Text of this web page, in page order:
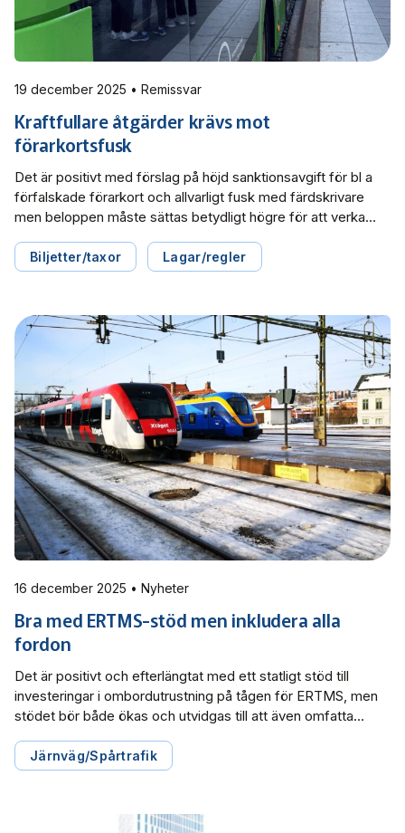
19 december 2025 • Remissvar
Kraftfullare åtgärder krävs mot
förarkortsfusk
Det är positivt med förslag på höjd sanktionsavgift för bl a
förfalskade förarkort och allvarligt fusk med färdskrivare
men beloppen måste sättas betydligt högre för att verka
gällande promemorian "Kraftfullare åtgärder mot
manipulation och allvarligt missbruk av färdskrivare" från
Biljetter/taxor Lagar/regler
16 december 2025 • Nyheter
Bra med ERTMS-stöd men inkludera alla
fordon
Det är positivt och efterlängtat med ett statligt stöd till
investeringar i ombordutrustning på tågen för ERTMS, men
stödet bör både ökas och utvidgas till att även omfatta
process för samtliga berörda fordon innan 2030. Det skriver
Svensk Kollektivtrafiks i remissvaret gällande regeringens
Järnväg/Spårtrafik